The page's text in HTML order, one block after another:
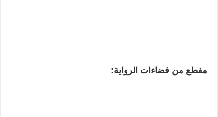
مقطع من فضاءات الرواية: